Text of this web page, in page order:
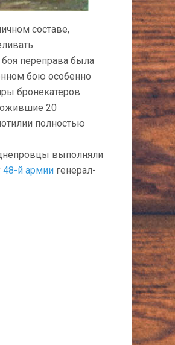
составе,
переправа была
бою особенно
бронекатеров
20
полностью
выполняли
48-й армии генерал-